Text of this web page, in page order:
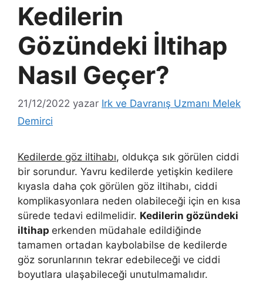
Kedilerin
Gözündeki İltihap
Nasıl Geçer?
21/12/2022 yazar Irk ve Davranış Uzmanı Melek
Demirci
Kedilerde göz iltihabı, oldukça sık görülen ciddi
bir sorundur. Yavru kedilerde yetişkin kedilere
kıyasla daha çok görülen göz iltihabı, ciddi
komplikasyonlara neden olabileceği için en kısa
sürede tedavi edilmelidir. Kedilerin gözündeki
iltihap erkenden müdahale edildiğinde
tamamen ortadan kaybolabilse de kedilerde
göz sorunlarının tekrar edebileceği ve ciddi
boyutlara ulaşabileceği unutulmamalıdır.